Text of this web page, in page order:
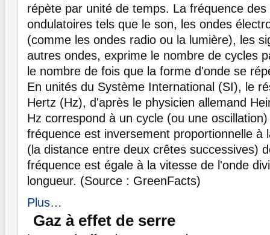
répète par unité de temps. La fréquence des
ondulatoires tels que le son, les ondes
(comme les ondes radio ou la lumière), les
autres ondes, exprime le nombre de cycles
le nombre de fois que la forme d'onde se
En unités du Système International (SI), le
Hertz (Hz), d'après le physicien allemand
Hz correspond à un cycle (ou une
fréquence est inversement proportionnelle à
(la distance entre deux crêtes successives)
fréquence est égale à la vitesse de l'onde
longueur. (Source : GreenFacts)
Plus…
Gaz à effet de serre